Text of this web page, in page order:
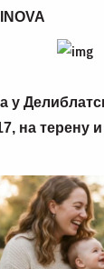
у
на терену